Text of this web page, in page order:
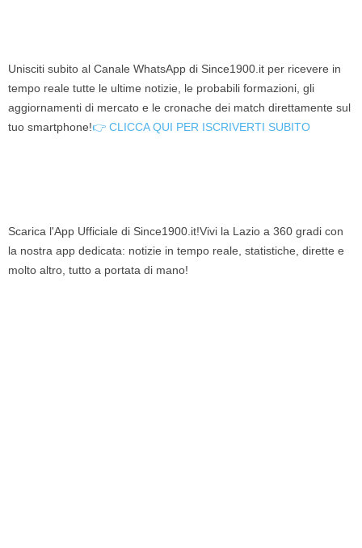
Unisciti subito al Canale WhatsApp di Since1900.it per ricevere in
tempo reale tutte le ultime notizie, le probabili formazioni, gli
aggiornamenti di mercato e le cronache dei match direttamente sul
tuo smartphone!👉 CLICCA QUI PER ISCRIVERTI SUBITO
Scarica l'App Ufficiale di Since1900.it!Vivi la Lazio a 360 gradi con
la nostra app dedicata: notizie in tempo reale, statistiche, dirette e
molto altro, tutto a portata di mano!